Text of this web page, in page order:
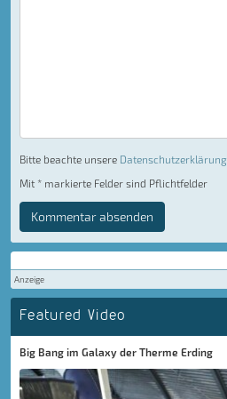
Bitte beachte unsere Datenschutzerklärung
Mit * markierte Felder sind Pflichtfelder
Kommentar absenden
Anzeige
Featured Video
Big Bang im Galaxy der Therme Erding